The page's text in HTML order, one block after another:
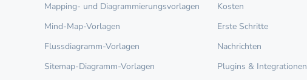
Mapping- und Diagrammierungsvorlagen
Mind-Map-Vorlagen
Flussdiagramm-Vorlagen
Sitemap-Diagramm-Vorlagen
Kosten
Erste Schritte
Nachrichten
Plugins & Integrationen